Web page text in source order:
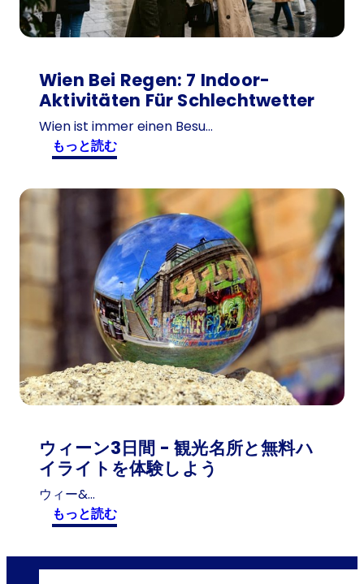
Wien Bei Regen: 7 Indoor-
Aktivitäten Für Schlechtwetter
Wien ist immer einen Besu…
もっと読む:
W
i
b
e
i
R
e
g
e
n
:
I
n
d
o
-
A
ウィーン3日間 - 観光名所と無料ハ
イライトを体験しよう
ウィー&…
もっと読む:
ウ
ィ
ー